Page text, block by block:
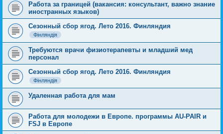
Работа за границей (вакансия: консультант, важно знание
иностранных языков)
Сезонный сбор ягод. Лето 2016. Финляндия
Фінляндія
Требуются врачи физиотерапевты и младший мед
персонал
Сезонный сбор ягод. Лето 2016. Финляндия
Фінляндія
Удаленная работа для мам
Работа для молодежи в Европе. программы AU-PAIR и
FSJ в Европе